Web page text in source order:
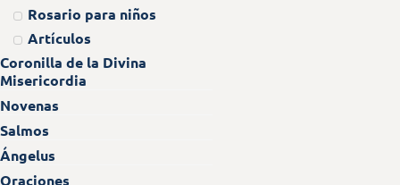
Rosario para niños
Artículos
Coronilla de la Divina
Misericordia
Novenas
Salmos
Ángelus
Oraciones